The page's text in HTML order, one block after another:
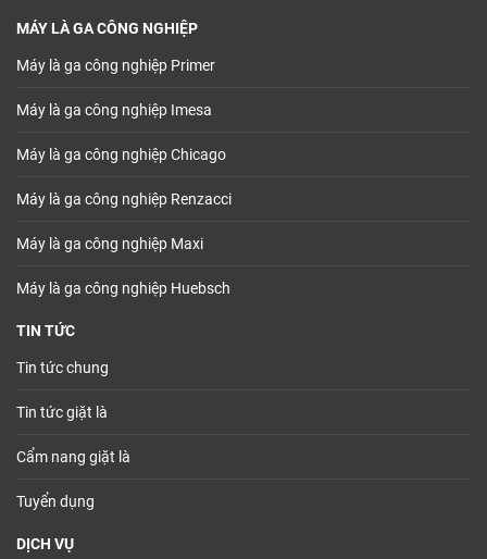
MÁY LÀ GA CÔNG NGHIỆP
Máy là ga công nghiệp Primer
Máy là ga công nghiệp Imesa
Máy là ga công nghiệp Chicago
Máy là ga công nghiệp Renzacci
Máy là ga công nghiệp Maxi
Máy là ga công nghiệp Huebsch
TIN TỨC
Tin tức chung
Tin tức giặt là
Cẩm nang giặt là
Tuyển dụng
DỊCH VỤ